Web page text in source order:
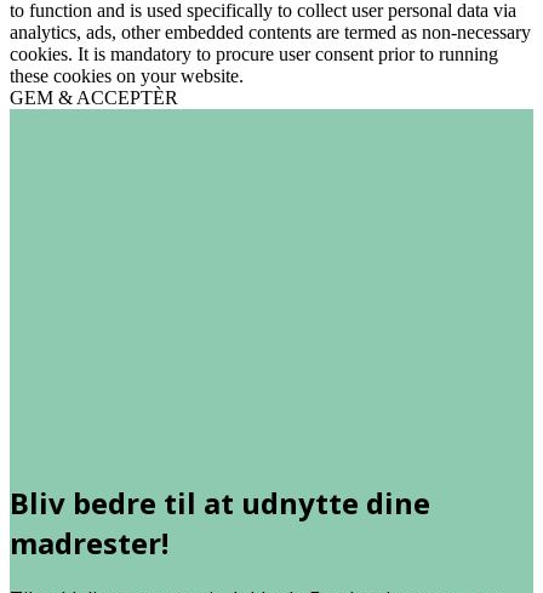
to function and is used specifically to collect user personal data via
analytics, ads, other embedded contents are termed as non-necessary
cookies. It is mandatory to procure user consent prior to running
these cookies on your website.
GEM & ACCEPTÈR
Bliv bedre til at udnytte dine
madrester!